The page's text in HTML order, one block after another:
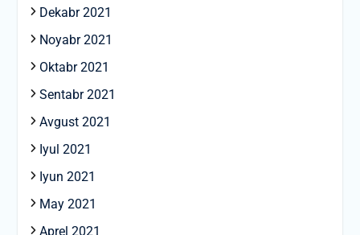
Dekabr 2021
Noyabr 2021
Oktabr 2021
Sentabr 2021
Avgust 2021
Iyul 2021
Iyun 2021
May 2021
Aprel 2021